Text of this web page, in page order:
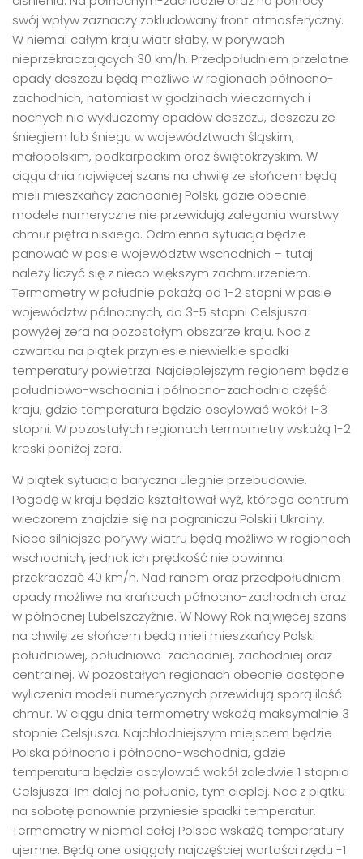
swój wpływ zaznaczy zokludowany front atmosferyczny.
W niemal całym kraju wiatr słaby, w porywach
nieprzekraczających 30 km/h. Przedpołudniem przelotne
opady deszczu będą możliwe w regionach północno-
zachodnich, natomiast w godzinach wieczornych i
nocnych nie wykluczamy opadów deszczu, deszczu ze
śniegiem lub śniegu w województwach śląskim,
małopolskim, podkarpackim oraz świętokrzyskim. W
ciągu dnia najwięcej szans na chwilę ze słońcem będą
mieli mieszkańcy zachodniej Polski, gdzie obecnie
modele numeryczne nie przewidują zalegania warstwy
chmur piętra niskiego. Odmienna sytuacja będzie
panować w pasie województw wschodnich – tutaj
należy liczyć się z nieco większym zachmurzeniem.
Termometry w południe pokażą od 1-2 stopni w pasie
województw północnych, do 3-5 stopni Celsjusza
powyżej zera na pozostałym obszarze kraju. Noc z
czwartku na piątek przyniesie niewielkie spadki
temperatury powietrza. Najcieplejszym regionem będzie
południowo-wschodnia i północno-zachodnia część
kraju, gdzie temperatura będzie oscylować wokół 1-3
stopni. W pozostałych regionach termometry wskażą 1-2
kreski poniżej zera.
W piątek sytuacja baryczna ulegnie przebudowie.
Pogodę w kraju będzie kształtował wyż, którego centrum
wieczorem znajdzie się na pograniczu Polski i Ukrainy.
Nieco silniejsze porywy wiatru będą możliwe w regionach
wschodnich, jednak ich prędkość nie powinna
przekraczać 40 km/h. Nad ranem oraz przedpołudniem
opady możliwe na krańcach północno-zachodnich oraz
w północnej Lubelszczyźnie. W Nowy Rok najwięcej szans
na chwilę ze słońcem będą mieli mieszkańcy Polski
południowej, południowo-zachodniej, zachodniej oraz
centralnej. W pozostałych regionach obecnie dostępne
wyliczenia modeli numerycznych przewidują sporą ilość
chmur. W ciągu dnia termometry wskażą maksymalnie 3
stopnie Celsjusza. Najchłodniejszym miejscem będzie
Polska północna i północno-wschodnia, gdzie
temperatura będzie oscylować wokół zaledwie 1 stopnia
Celsjusza. Im dalej na południe, tym cieplej. Noc z piątku
na sobotę ponownie przyniesie spadki temperatur.
Termometry w niemal całej Polsce wskażą temperatury
ujemne. Będą one osiągały najczęściej wartości rzędu -1